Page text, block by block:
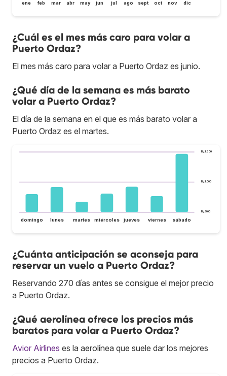
ene feb mar abr may jun jul ago sept oct nov dic
¿Cuál es el mes más caro para volar a
Puerto Ordaz?
El mes más caro para volar a Puerto Ordaz es junio.
¿Qué día de la semana es más barato
volar a Puerto Ordaz?
El día de la semana en el que es más barato volar a
Puerto Ordaz es el martes.
B/.500
B/.1,000
B/.1,500
domingo lunes martes miércoles jueves viernes sábado
¿Cuánta anticipación se aconseja para
reservar un vuelo a Puerto Ordaz?
Reservando 270 días antes se consigue el mejor precio
a Puerto Ordaz.
¿Qué aerolínea ofrece los precios más
baratos para volar a Puerto Ordaz?
Avior Airlines es la aerolínea que suele dar los mejores
precios a Puerto Ordaz.